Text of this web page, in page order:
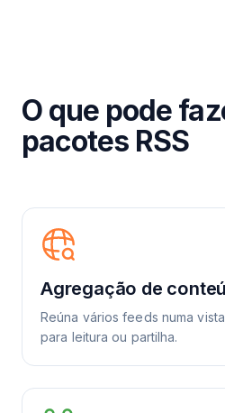
O que pode
pacotes RSS
Agregação de
Reúna vários feeds numa
para leitura ou partilha.